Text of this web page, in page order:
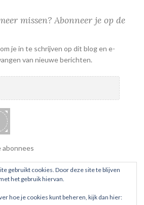
missen? Abonneer je op de
je in te schrijven op dit blog en e-
van nieuwe berichten.
abonnees
gebruikt cookies. Door deze site te blijven
het gebruik hiervan.
hoe je cookies kunt beheren, kijk dan hier: